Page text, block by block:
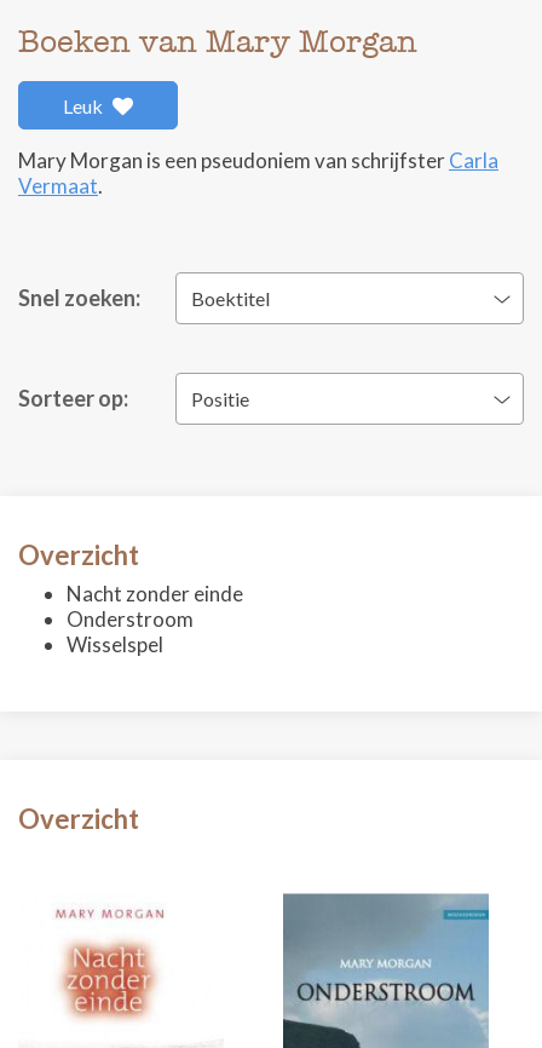
Boeken van Mary Morgan
Leuk
Mary Morgan is een pseudoniem van schrijfsterCarla
Vermaat.
Snel zoeken: Boektitel
Sorteer op: Positie
Overzicht
Nacht zonder einde
Onderstroom
Wisselspel
Overzicht